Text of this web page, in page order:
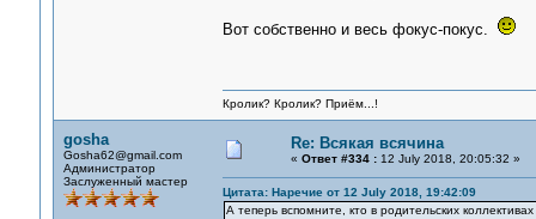
Вот собственно и весь фокус-покус.
Кролик? Кролик? Приём...!
gosha
Gosha62@gmail.com
Администратор
Заслуженный мастер
Re: Всякая всячина
« Ответ #334 :12 July 2018, 20:05:32 »
Цитата: Наречие от 12 July 2018, 19:42:09
А теперь вспомните, кто в родительских